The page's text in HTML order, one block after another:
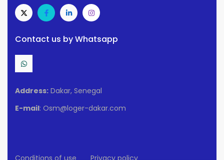
Contact us by Whatsapp
Address: Dakar, Senegal
E-mail: Osm@loger-dakar.com